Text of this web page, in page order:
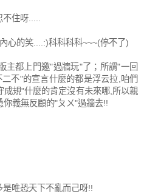
不住呀.....
心的笑....:)科科科科~~~(停不了)
主都上門邀"過牆玩"了；所謂"一回
不"的宣言什麼的都是浮云拉,咱們
成規"什麼的肯定沒有未來哪,所以親
你義無反顧的"ㄆㄨ"過牆去!!
唯恐天下不亂而己呀!!